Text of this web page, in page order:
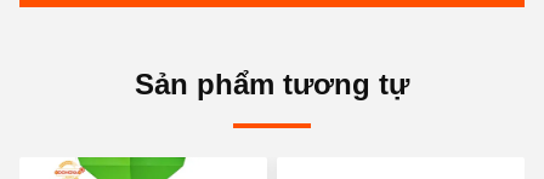
Sản phẩm tương tự